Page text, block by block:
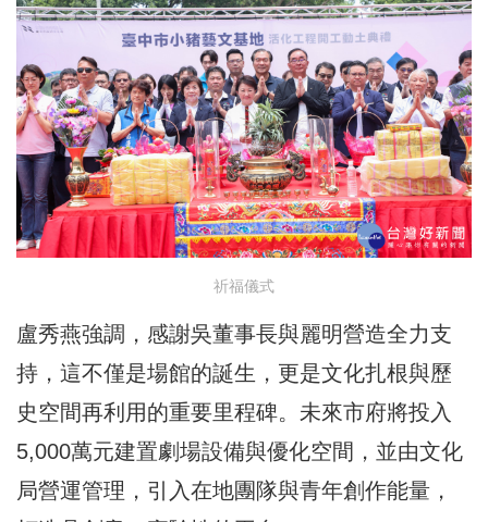
祈福儀式
盧秀燕強調，感謝吳董事長與麗明營造全力支
持，這不僅是場館的誕生，更是文化扎根與歷
史空間再利用的重要里程碑。未來市府將投入
5,000萬元建置劇場設備與優化空間，並由文化
局營運管理，引入在地團隊與青年創作能量，